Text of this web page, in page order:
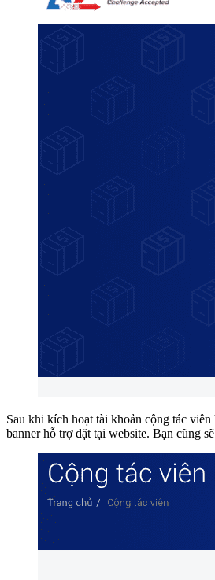
Sau khi kích hoạt tài khoản cộng tác
banner hỗ trợ đặt tại website. Bạn cũng